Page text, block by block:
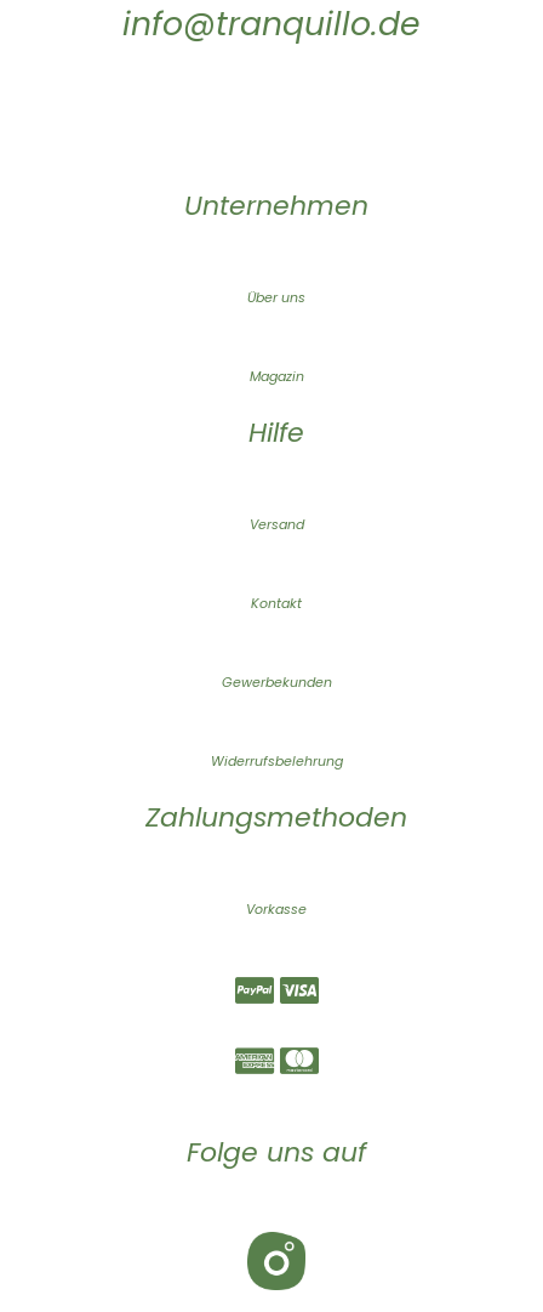
info@tranquillo.de
Unternehmen
Über uns
Magazin
Hilfe
Versand
Kontakt
Gewerbekunden
Widerrufsbelehrung
Zahlungsmethoden
Vorkasse
Folge uns auf